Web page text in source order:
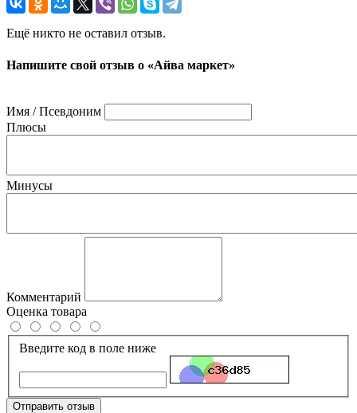
Ещё никто не оставил отзыв.
Напишите свой отзыв о «Айва маркет»
Имя / Псевдоним
Плюсы
Минусы
Комментарий
Оценка товара
Введите код в поле ниже
Отправить отзыв